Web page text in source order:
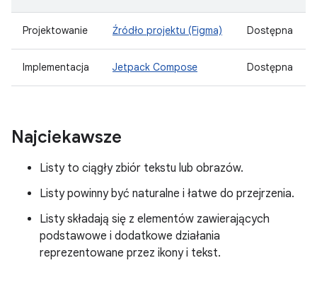
Projektowanie Źródło projektu (Figma) Dostępna
Implementacja Jetpack Compose Dostępna
Najciekawsze
Listy to ciągły zbiór tekstu lub obrazów.
Listy powinny być naturalne i łatwe do przejrzenia.
Listy składają się z elementów zawierających
podstawowe i dodatkowe działania
reprezentowane przez ikony i tekst.